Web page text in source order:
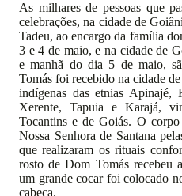
As milhares de pessoas que
celebrações, na cidade de
Tadeu, ao encargo da família
3 e 4 de maio, e na cidade de
e manhã do dia 5 de maio,
Tomás foi recebido na cidade
indígenas das etnias Apinajé,
Xerente, Tapuia e Karajá,
Tocantins e de Goiás. O
Nossa Senhora de Santana
que realizaram os rituais
rosto de Dom Tomás recebeu
um grande cocar foi colocado
cabeça.